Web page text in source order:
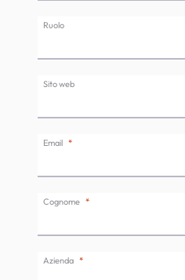
Ruolo
Sito web
Email
Cognome
Azienda